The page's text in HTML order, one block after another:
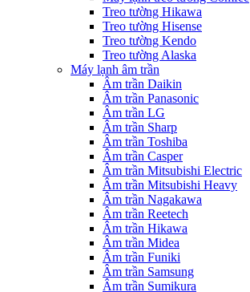
Treo tường Hikawa
Treo tường Hisense
Treo tường Kendo
Treo tường Alaska
Máy lạnh âm trần
Âm trần Daikin
Âm trần Panasonic
Âm trần LG
Âm trần Sharp
Âm trần Toshiba
Âm trần Casper
Âm trần Mitsubishi Electric
Âm trần Mitsubishi Heavy
Âm trần Nagakawa
Âm trần Reetech
Âm trần Hikawa
Âm trần Midea
Âm trần Funiki
Âm trần Samsung
Âm trần Sumikura